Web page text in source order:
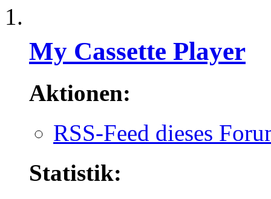
My Cassette Player
Aktionen:
RSS-Feed dieses
Statistik: